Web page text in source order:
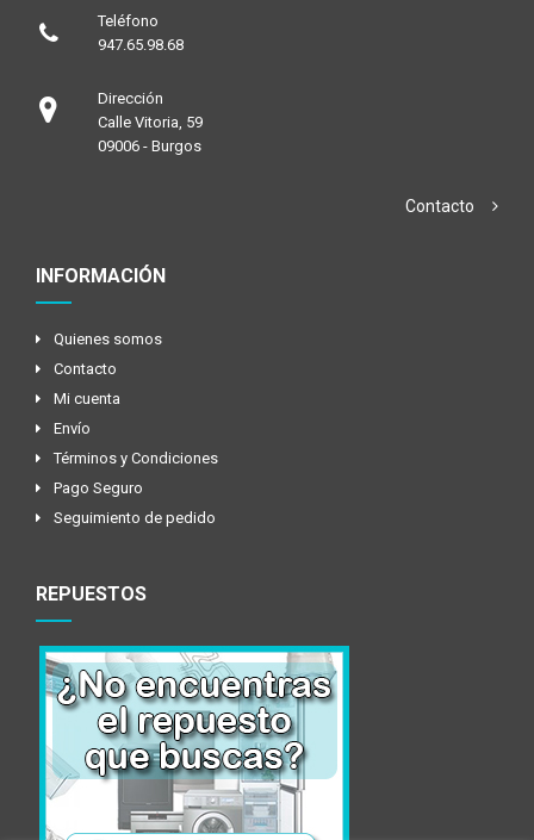
Teléfono
947.65.98.68
Dirección
Calle Vitoria, 59
09006 - Burgos
Contacto
INFORMACIÓN
Quienes somos
Contacto
Mi cuenta
Envío
Términos y Condiciones
Pago Seguro
Seguimiento de pedido
REPUESTOS